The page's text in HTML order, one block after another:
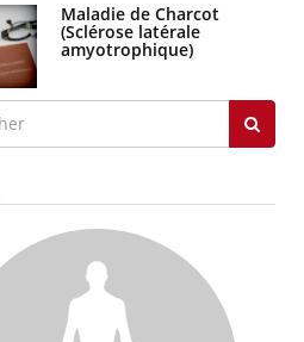
Maladie de Charcot
(Sclérose latérale
amyotrophique)